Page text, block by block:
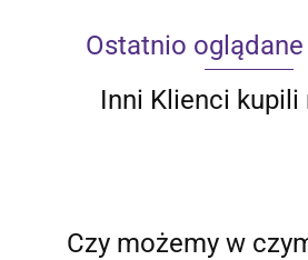
Ostatnio
Inni Klienci kupili
Czy możemy w